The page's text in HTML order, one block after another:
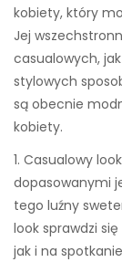
kobiety, który
Jej
casualowych,
stylowych
są obecnie
kobiety.
1. Casualowy
dopasowanymi
tego luźny
look sprawdzi
jak i na